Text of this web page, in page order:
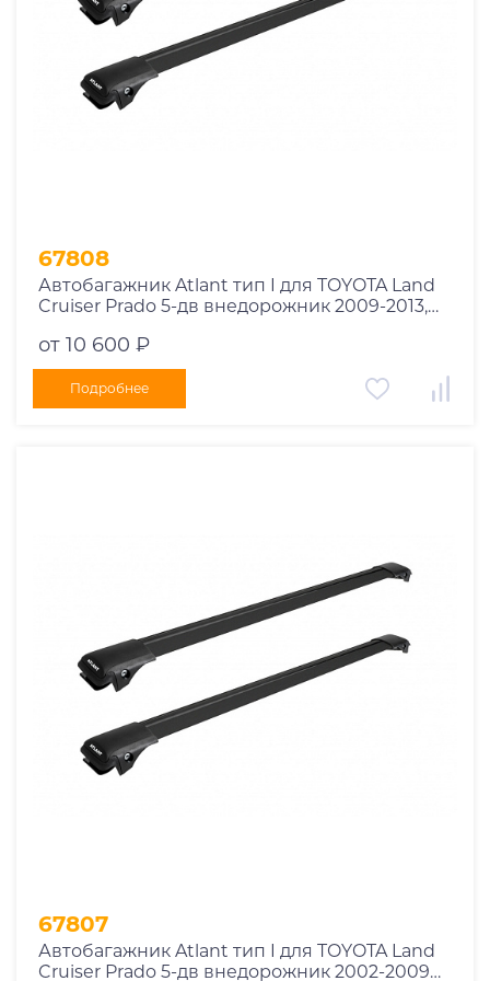
67808
Автобагажник Atlant тип I для TOYOTA Land
Cruiser Prado 5-дв внедорожник 2009-2013,
черные дуги 910/910 мм 10002+11115+11115
от 10 600 ₽
Подробнее
67807
Автобагажник Atlant тип I для TOYOTA Land
Cruiser Prado 5-дв внедорожник 2002-2009